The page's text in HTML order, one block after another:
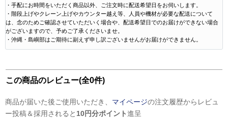
・手配にお時間をいただく商品以外、ご注文時に配送希望日をお伺いします。
・階段上げやクレーン上げやカウンター越え等、人員や機材が必要な配送について
は、念のためご確認させていただいく場合や、配送希望日でのお届けができない場合
がございますので、予めご了承くださいませ。
・沖縄・島嶼部はご期待に副えず申し訳ございませんがお届けができません。
この商品のレビュー(全0件)
商品が届いた後ご使用いただき、 マイページの注文履歴からレビュ
ー投稿＆採用されると 10円分ポイント進呈